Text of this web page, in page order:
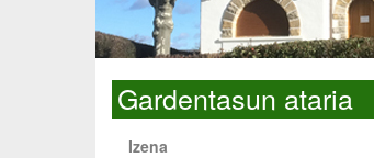
Gardentasun ataria
Izena